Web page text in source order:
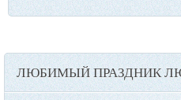
ЛЮБИМЫЙ ПРАЗДНИК